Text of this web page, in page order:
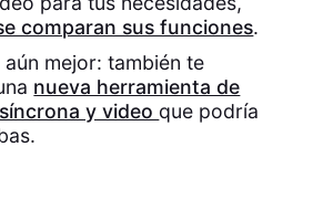
comparan sus funciones.
mejor: también te
nueva herramienta de
y video que podría